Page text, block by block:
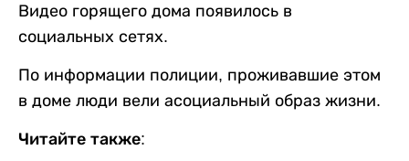
Видео горящего дома появилось в
социальных сетях.
По информации полиции, проживавшие этом
в доме люди вели асоциальный образ жизни.
Читайте также: